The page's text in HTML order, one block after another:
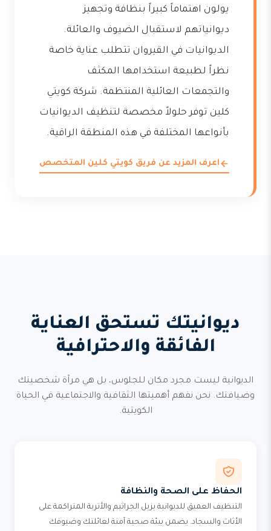
يولون اهتماماً كبيراً بنظافة وتجهيز
ديوانياتهم لاستقبال الضيوف والعائلة.
الديوانيات في القيروان تتطلب عناية خاصة
نظراً لطبيعة استخدامها المكثف
والتجمعات العائلية المنتظمة. شركة كويتي
كلين توفر حلولاً مخصصة لتنظيف الديوانيات
بأنواعها المختلفة في هذه المنطقة الراقية.
اعرف المزيد عن فريق كويتي كلين المتخصص
ديوانيتك تستحق العناية
الفائقة والاحترافية
الديوانية ليست مجرد مكان للجلوس، بل هي مرآة شخصيتك
وضيافتك. نحن نفهم أهميتها الثقافية والاجتماعية في الحياة
الكويتية.
الحفاظ على الصحة والنظافة
التنظيف العميق للديوانية يزيل الجراثيم والأتربة المتراكمة على
الأثاث والسجاد. يضمن بيئة صحية آمنة لعائلتك وضيوفك